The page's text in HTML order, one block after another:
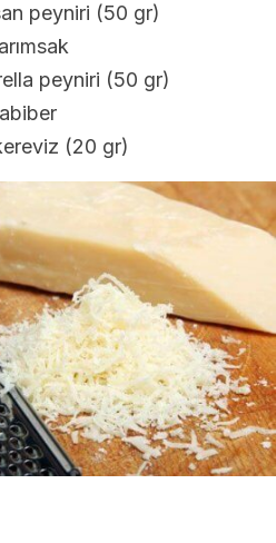
peyniri (50 gr)
peyniri (50 gr)
(20 gr)